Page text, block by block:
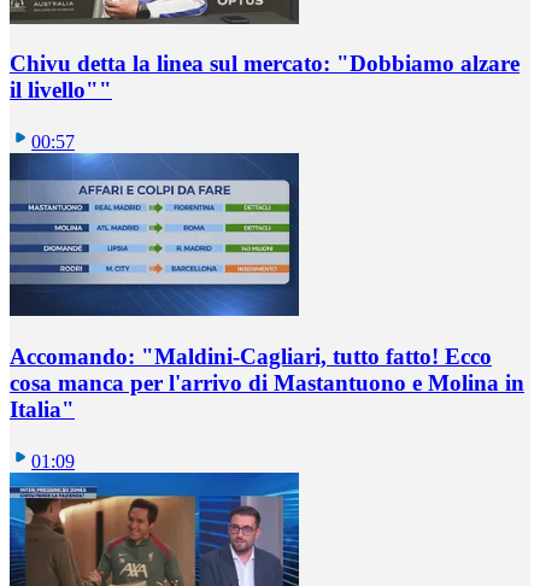
Chivu detta la linea sul mercato: "Dobbiamo alzare
il livello""
00:57
Accomando: "Maldini-Cagliari, tutto fatto! Ecco
cosa manca per l'arrivo di Mastantuono e Molina in
Italia"
01:09